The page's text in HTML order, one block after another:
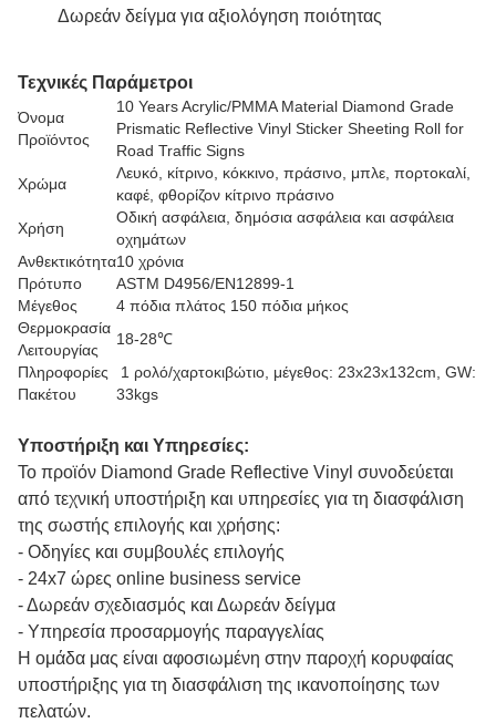
Δωρεάν δείγμα για αξιολόγηση ποιότητας
Τεχνικές Παράμετροι
Όνομα
Προϊόντος
10 Years Acrylic/PMMA Material Diamond Grade
Prismatic Reflective Vinyl Sticker Sheeting Roll for
Road Traffic Signs
Χρώμα
Λευκό, κίτρινο, κόκκινο, πράσινο, μπλε, πορτοκαλί,
καφέ, φθορίζον κίτρινο πράσινο
Χρήση
Οδική ασφάλεια, δημόσια ασφάλεια και ασφάλεια
οχημάτων
Ανθεκτικότητα10 χρόνια
Πρότυπο
ASTM D4956/EN12899-1
Μέγεθος
4 πόδια πλάτος 150 πόδια μήκος
Θερμοκρασία
Λειτουργίας
18-28℃
Πληροφορίες
Πακέτου
1 ρολό/χαρτοκιβώτιο, μέγεθος: 23x23x132cm, GW:
33kgs
Υποστήριξη και Υπηρεσίες:
Το προϊόν Diamond Grade Reflective Vinyl συνοδεύεται
από τεχνική υποστήριξη και υπηρεσίες για τη διασφάλιση
της σωστής επιλογής και χρήσης:
- Οδηγίες και συμβουλές επιλογής
- 24x7 ώρες online business service
- Δωρεάν σχεδιασμός και Δωρεάν δείγμα
- Υπηρεσία προσαρμογής παραγγελίας
Η ομάδα μας είναι αφοσιωμένη στην παροχή κορυφαίας
υποστήριξης για τη διασφάλιση της ικανοποίησης των
πελατών.